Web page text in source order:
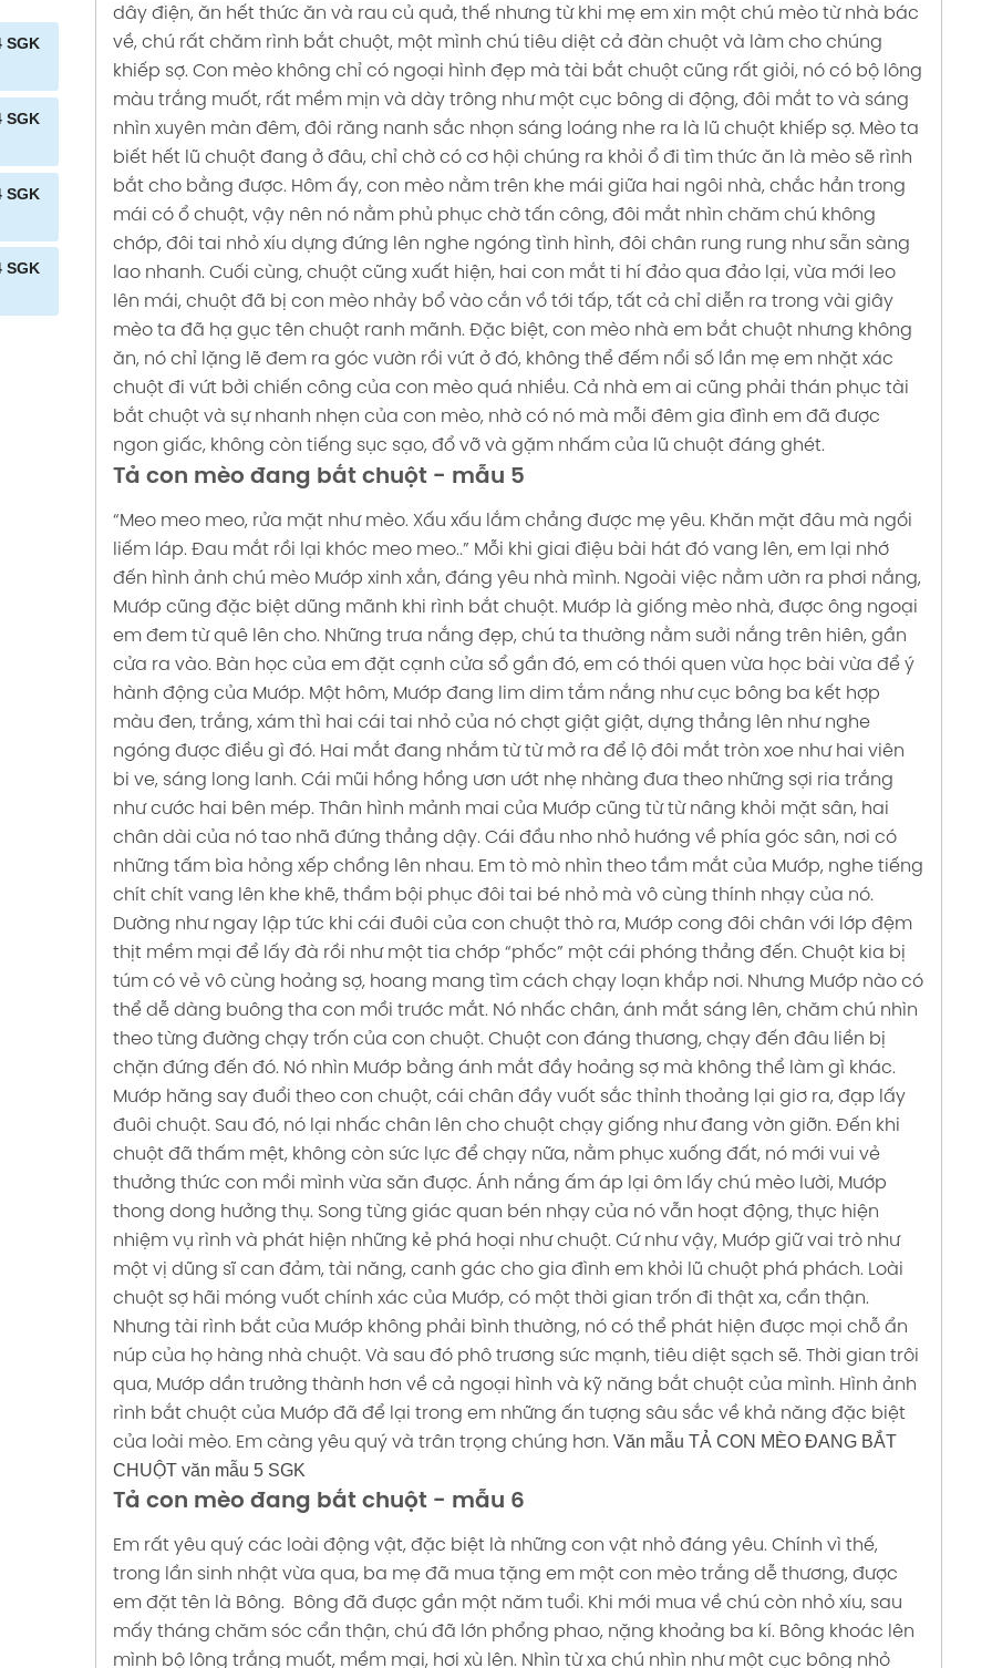
2 văn
4
mẫu
BẮP
văn
văn
SGK
SGK
SGK
VỀ
GIÚP
SGK
dây điện, ăn hết thức ăn và rau củ quả, thế nhưng từ khi mẹ em xin một chú mèo từ nhà bác
về, chú rất chăm rình bắt chuột, một mình chú tiêu diệt cả đàn chuột và làm cho chúng
khiếp sợ. Con mèo không chỉ có ngoại hình đẹp mà tài bắt chuột cũng rất giỏi, nó có bộ lông
màu trắng muốt, rất mềm mịn và dày trông như một cục bông di động, đôi mắt to và sáng
nhìn xuyên màn đêm, đôi răng nanh sắc nhọn sáng loáng nhe ra là lũ chuột khiếp sợ. Mèo ta
biết hết lũ chuột đang ở đâu, chỉ chờ có cơ hội chúng ra khỏi ổ đi tìm thức ăn là mèo sẽ rình
bắt cho bằng được. Hôm ấy, con mèo nằm trên khe mái giữa hai ngôi nhà, chắc hẳn trong
mái có ổ chuột, vậy nên nó nằm phủ phục chờ tấn công, đôi mắt nhìn chăm chú không
chớp, đôi tai nhỏ xíu dựng đứng lên nghe ngóng tình hình, đôi chân rung rung như sẵn sàng
lao nhanh. Cuối cùng, chuột cũng xuất hiện, hai con mắt ti hí đảo qua đảo lại, vừa mới leo
lên mái, chuột đã bị con mèo nhảy bổ vào cắn vồ tới tấp, tất cả chỉ diễn ra trong vài giây
mèo ta đã hạ gục tên chuột ranh mãnh. Đặc biệt, con mèo nhà em bắt chuột nhưng không
ăn, nó chỉ lặng lẽ đem ra góc vườn rồi vứt ở đó, không thể đếm nổi số lần mẹ em nhặt xác
chuột đi vứt bởi chiến công của con mèo quá nhiều. Cả nhà em ai cũng phải thán phục tài
bắt chuột và sự nhanh nhẹn của con mèo, nhờ có nó mà mỗi đêm gia đình em đã được
ngon giấc, không còn tiếng sục sạo, đổ vỡ và gặm nhấm của lũ chuột đáng ghét.
Tả con mèo đang bắt chuột - mẫu 5
“Meo meo meo, rửa mặt như mèo. Xấu xấu lắm chẳng được mẹ yêu. Khăn mặt đâu mà ngồi
liếm láp. Đau mắt rồi lại khóc meo meo..” Mỗi khi giai điệu bài hát đó vang lên, em lại nhớ
đến hình ảnh chú mèo Mướp xinh xắn, đáng yêu nhà mình. Ngoài việc nằm ườn ra phơi nắng,
Mướp cũng đặc biệt dũng mãnh khi rình bắt chuột. Mướp là giống mèo nhà, được ông ngoại
em đem từ quê lên cho. Những trưa nắng đẹp, chú ta thường nằm sưởi nắng trên hiên, gần
cửa ra vào. Bàn học của em đặt cạnh cửa sổ gần đó, em có thói quen vừa học bài vừa để ý
hành động của Mướp. Một hôm, Mướp đang lim dim tắm nắng như cục bông ba kết hợp
màu đen, trắng, xám thì hai cái tai nhỏ của nó chợt giật giật, dựng thẳng lên như nghe
ngóng được điều gì đó. Hai mắt đang nhắm từ từ mở ra để lộ đôi mắt tròn xoe như hai viên
bi ve, sáng long lanh. Cái mũi hồng hồng ươn ướt nhẹ nhàng đưa theo những sợi ria trắng
như cước hai bên mép. Thân hình mảnh mai của Mướp cũng từ từ nâng khỏi mặt sân, hai
chân dài của nó tao nhã đứng thẳng dậy. Cái đầu nho nhỏ hướng về phía góc sân, nơi có
những tấm bìa hỏng xếp chồng lên nhau. Em tò mò nhìn theo tầm mắt của Mướp, nghe tiếng
chít chít vang lên khe khẽ, thầm bội phục đôi tai bé nhỏ mà vô cùng thính nhạy của nó.
Dường như ngay lập tức khi cái đuôi của con chuột thò ra, Mướp cong đôi chân với lớp đệm
thịt mềm mại để lấy đà rồi như một tia chớp “phốc” một cái phóng thẳng đến. Chuột kia bị
túm có vẻ vô cùng hoảng sợ, hoang mang tìm cách chạy loạn khắp nơi. Nhưng Mướp nào có
thể dễ dàng buông tha con mồi trước mắt. Nó nhấc chân, ánh mắt sáng lên, chăm chú nhìn
theo từng đường chạy trốn của con chuột. Chuột con đáng thương, chạy đến đâu liền bị
chặn đứng đến đó. Nó nhìn Mướp bằng ánh mắt đầy hoảng sợ mà không thể làm gì khác.
Mướp hăng say đuổi theo con chuột, cái chân đầy vuốt sắc thỉnh thoảng lại giơ ra, đạp lấy
đuôi chuột. Sau đó, nó lại nhấc chân lên cho chuột chạy giống như đang vờn giỡn. Đến khi
chuột đã thấm mệt, không còn sức lực để chạy nữa, nằm phục xuống đất, nó mới vui vẻ
thưởng thức con mồi mình vừa săn được. Ánh nắng ấm áp lại ôm lấy chú mèo lười, Mướp
thong dong hưởng thụ. Song từng giác quan bén nhạy của nó vẫn hoạt động, thực hiện
nhiệm vụ rình và phát hiện những kẻ phá hoại như chuột. Cứ như vậy, Mướp giữ vai trò như
một vị dũng sĩ can đảm, tài năng, canh gác cho gia đình em khỏi lũ chuột phá phách. Loài
chuột sợ hãi móng vuốt chính xác của Mướp, có một thời gian trốn đi thật xa, cẩn thận.
Nhưng tài rình bắt của Mướp không phải bình thường, nó có thể phát hiện được mọi chỗ ẩn
núp của họ hàng nhà chuột. Và sau đó phô trương sức mạnh, tiêu diệt sạch sẽ. Thời gian trôi
qua, Mướp dần trưởng thành hơn về cả ngoại hình và kỹ năng bắt chuột của mình. Hình ảnh
rình bắt chuột của Mướp đã để lại trong em những ấn tượng sâu sắc về khả năng đặc biệt
của loài mèo. Em càng yêu quý và trân trọng chúng hơn. Văn mẫu TẢ CON MÈO ĐANG BẮT
CHUỘT văn mẫu 5 SGK
Tả con mèo đang bắt chuột - mẫu 6
Em rất yêu quý các loài động vật, đặc biệt là những con vật nhỏ đáng yêu. Chính vì thế,
trong lần sinh nhật vừa qua, ba mẹ đã mua tặng em một con mèo trắng dễ thương, được
em đặt tên là Bông. Bông đã được gần một năm tuổi. Khi mới mua về chú còn nhỏ xíu, sau
mấy tháng chăm sóc cẩn thận, chú đã lớn phổng phao, nặng khoảng ba kí. Bông khoác lên
mình bộ lông trắng muốt, mềm mại, hơi xù lên. Nhìn từ xa chú nhìn như một cục bông nhỏ